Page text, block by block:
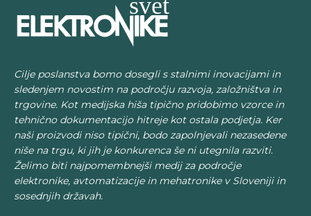
Cilje poslanstva bomo dosegli s stalnimi inovacijami in
sledenjem novostim na področju razvoja, založništva in
trgovine. Kot medijska hiša tipično pridobimo vzorce in
tehnično dokumentacijo hitreje kot ostala podjetja. Ker
naši proizvodi niso tipični, bodo zapolnjevali nezasedene
niše na trgu, ki jih je konkurenca še ni utegnila razviti.
Želimo biti najpomembnejši medij za področje
elektronike, avtomatizacije in mehatronike v Sloveniji in
sosednjih državah.